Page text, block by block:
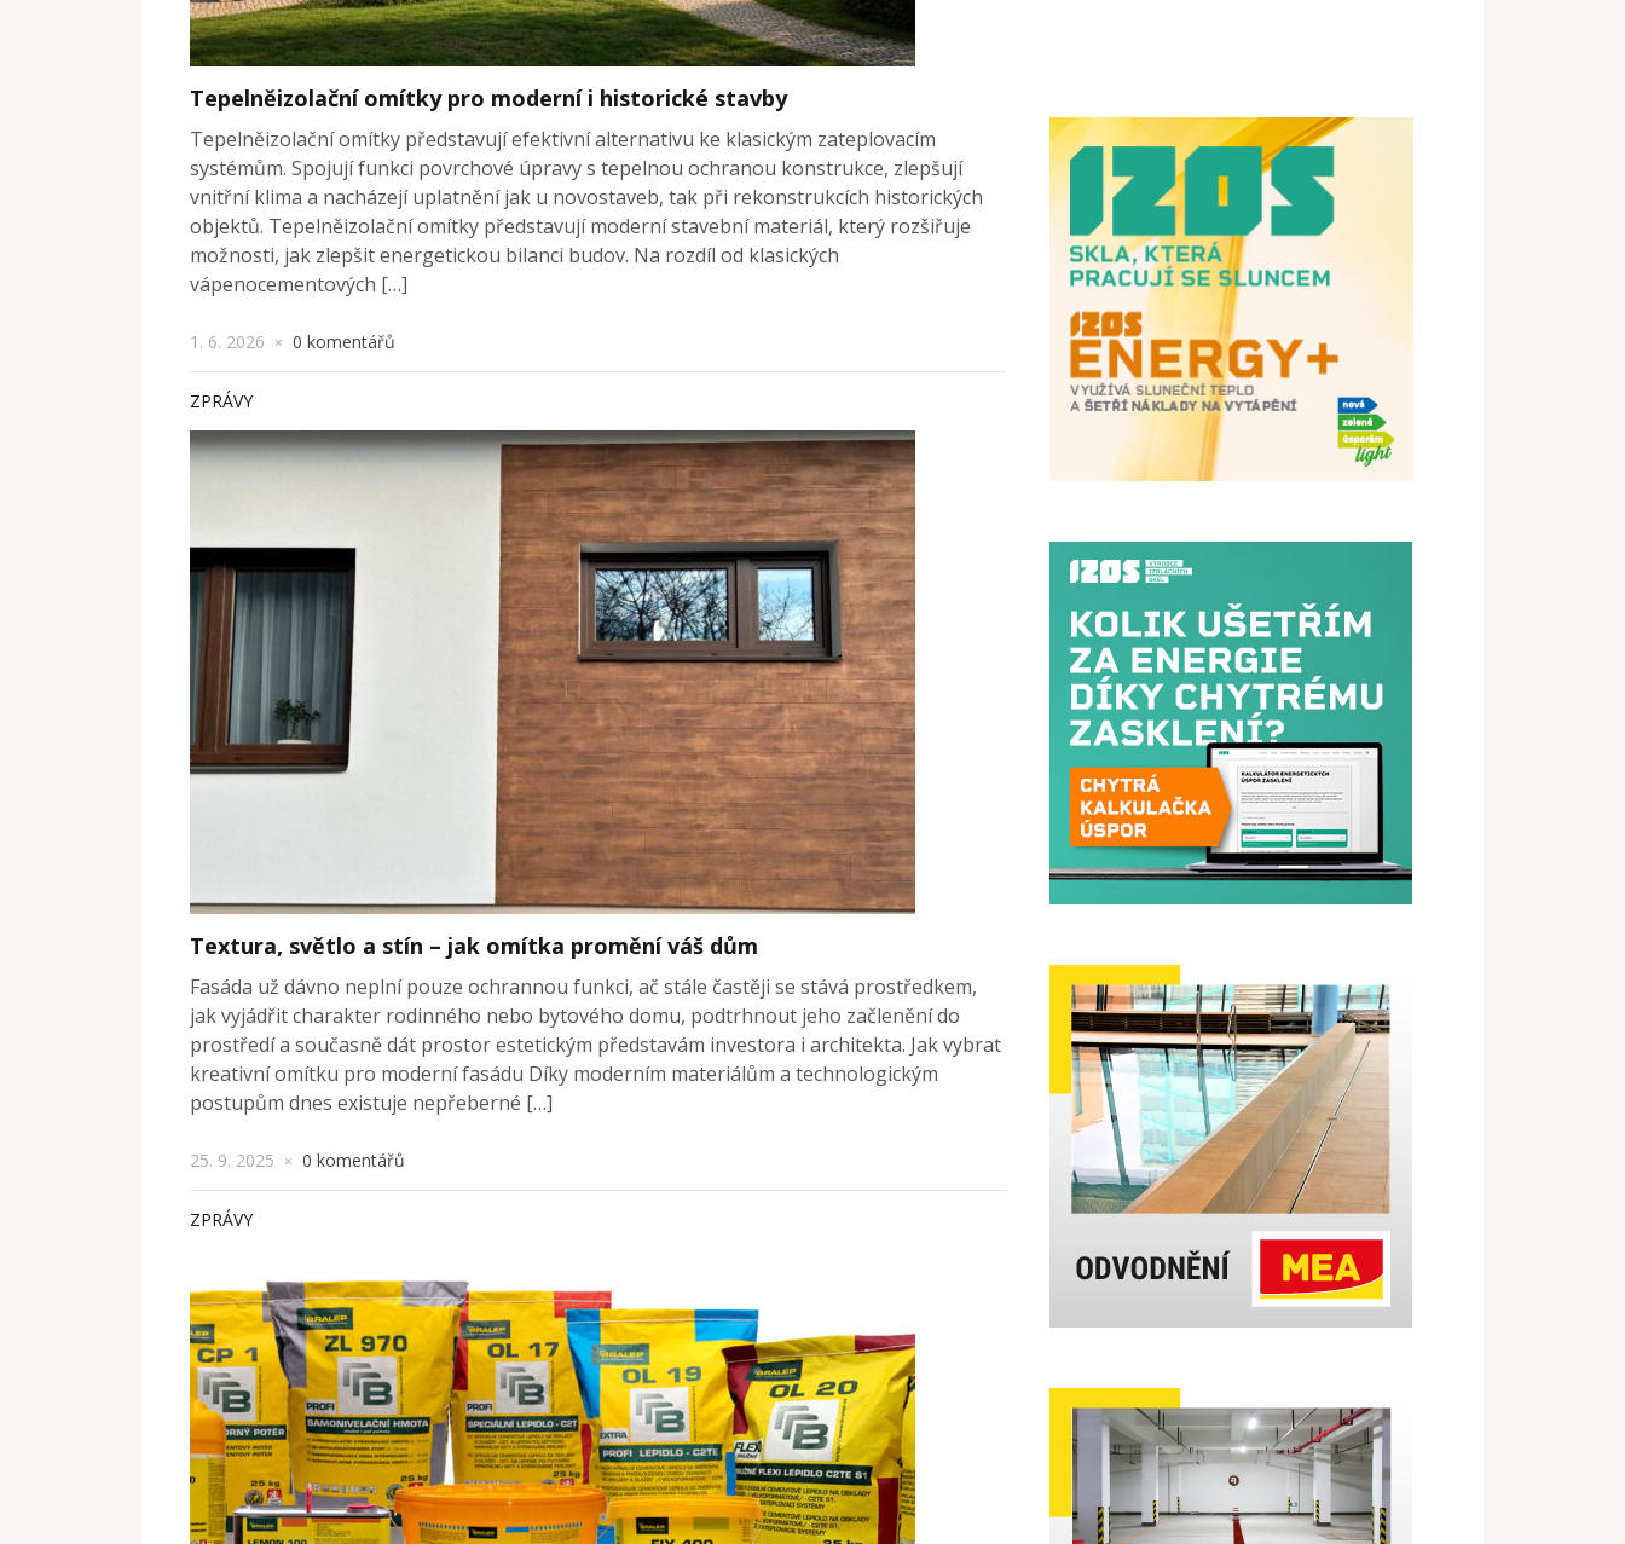
Tepelněizolační omítky pro moderní i historické stavby
Tepelněizolační omítky představují efektivní alternativu ke klasickým zateplovacím
systémům. Spojují funkci povrchové úpravy s tepelnou ochranou konstrukce, zlepšují
vnitřní klima a nacházejí uplatnění jak u novostaveb, tak při rekonstrukcích historických
objektů. Tepelněizolační omítky představují moderní stavební materiál, který rozšiřuje
možnosti, jak zlepšit energetickou bilanci budov. Na rozdíl od klasických
vápenocementových […]
1. 6. 2026 × 0 komentářů
ZPRÁVY
Textura, světlo a stín – jak omítka promění váš dům
Fasáda už dávno neplní pouze ochrannou funkci, ač stále častěji se stává prostředkem,
jak vyjádřit charakter rodinného nebo bytového domu, podtrhnout jeho začlenění do
prostředí a současně dát prostor estetickým představám investora i architekta. Jak vybrat
kreativní omítku pro moderní fasádu Díky moderním materiálům a technologickým
postupům dnes existuje nepřeberné […]
25. 9. 2025 × 0 komentářů
ZPRÁVY